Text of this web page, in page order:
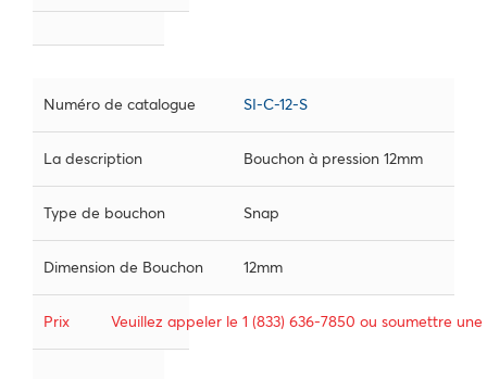
Numéro de catalogue SI-C-12-S
La description Bouchon à pression 12mm
Type de bouchon Snap
Dimension de Bouchon 12mm
Prix Veuillez appeler le 1 (833) 636-7850 ou soumettre